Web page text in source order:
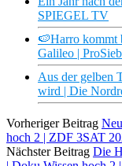
SPIEGEL TV
🍉Harro kommt
Galileo |
Aus der gelben
wird | Die
Vorheriger Beitrag
hoch 2 | ZDF 3SAT
Nächster Beitrag Die